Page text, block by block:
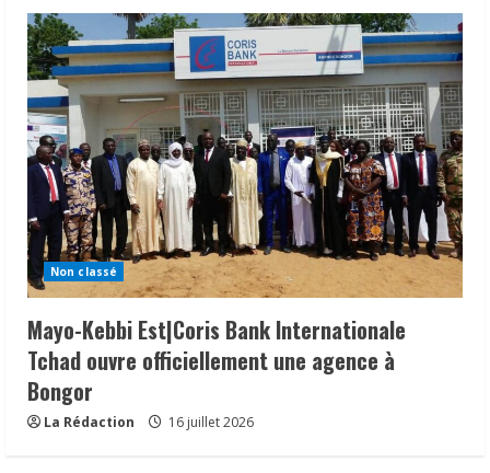
Non classé
Mayo-Kebbi Est|Coris Bank Internationale
Tchad ouvre officiellement une agence à
Bongor
La Rédaction 16 juillet 2026